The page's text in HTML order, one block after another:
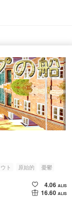
ト 原始的 憂鬱
4.06 ALIS
16.60 ALIS